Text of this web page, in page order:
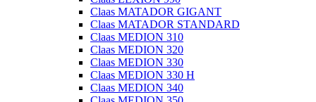
Claas MATADOR GIGANT
Claas MATADOR STANDARD
Claas MEDION 310
Claas MEDION 320
Claas MEDION 330
Claas MEDION 330 H
Claas MEDION 340